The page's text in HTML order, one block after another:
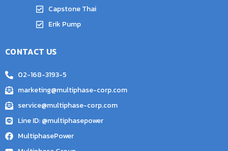
Capstone Thai
Erik Pump
CONTACT US
02-168-3193-5
marketing@multiphase-corp.com
service@multiphase-corp.com
Line ID: @multiphasepower
MultiphasePower